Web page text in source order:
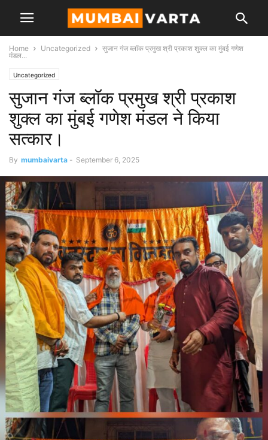
Home Uncategorized
सुजान गंज ब्लॉक प्रमुख श्री प्रकाश शुक्ल का मुंबई गणेश
मंडल...
Uncategorized
सुजान गंज ब्लॉक प्रमुख श्री प्रकाश
शुक्ल का मुंबई गणेश मंडल ने किया
सत्कार।
By mumbaivarta - September 6, 2025